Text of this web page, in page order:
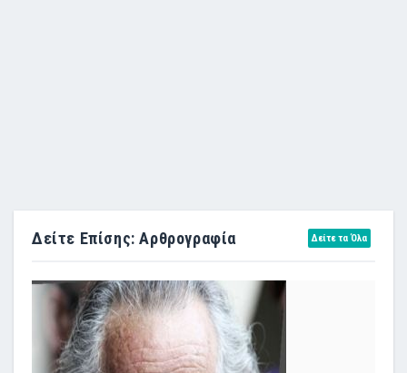
Δείτε Επίσης: Αρθρογραφία Δείτε τα Όλα